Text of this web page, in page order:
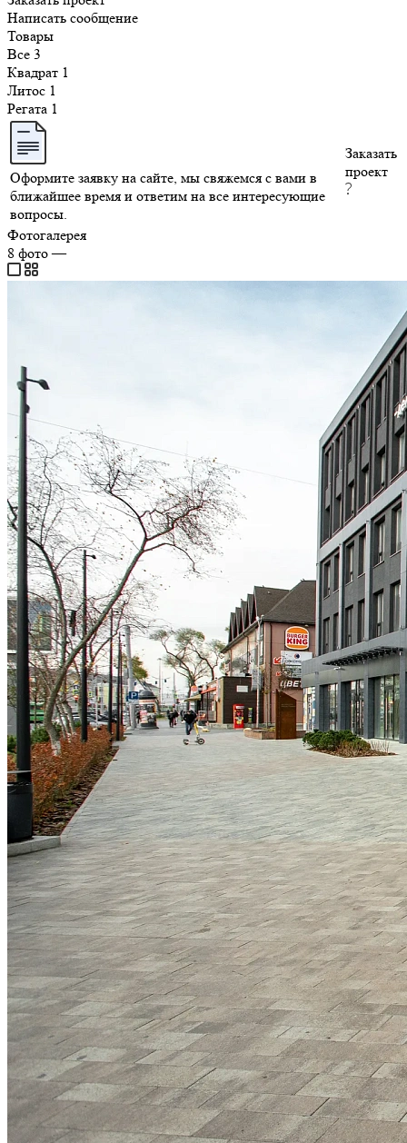
Написать сообщение
Товары
Все 3
Квадрат 1
Литос 1
Регата 1
Оформите заявку на сайте, мы свяжемся с вами в
ближайшее время и ответим на все интересующие
вопросы.
Заказать
проект
Фотогалерея
8 фото—